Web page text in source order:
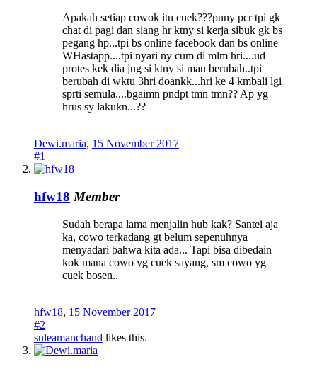
Apakah setiap cowok itu cuek???puny pcr tpi gk
chat di pagi dan siang hr ktny si kerja sibuk gk bs
pegang hp...tpi bs online facebook dan bs online
WHastapp....tpi nyari ny cum di mlm hri....ud
protes kek dia jug si ktny si mau berubah..tpi
berubah di wktu 3hri doankk...hri ke 4 kmbali lgi
sprti semula....bgaimn pndpt tmn tmn?? Ap yg
hrus sy lakukn...??
Dewi.maria, 15 November 2017
#1
hfw18 Member
Sudah berapa lama menjalin hub kak? Santei aja
ka, cowo terkadang gt belum sepenuhnya
menyadari bahwa kita ada... Tapi bisa dibedain
kok mana cowo yg cuek sayang, sm cowo yg
cuek bosen..
hfw18, 15 November 2017
#2
suleamanchand likes this.